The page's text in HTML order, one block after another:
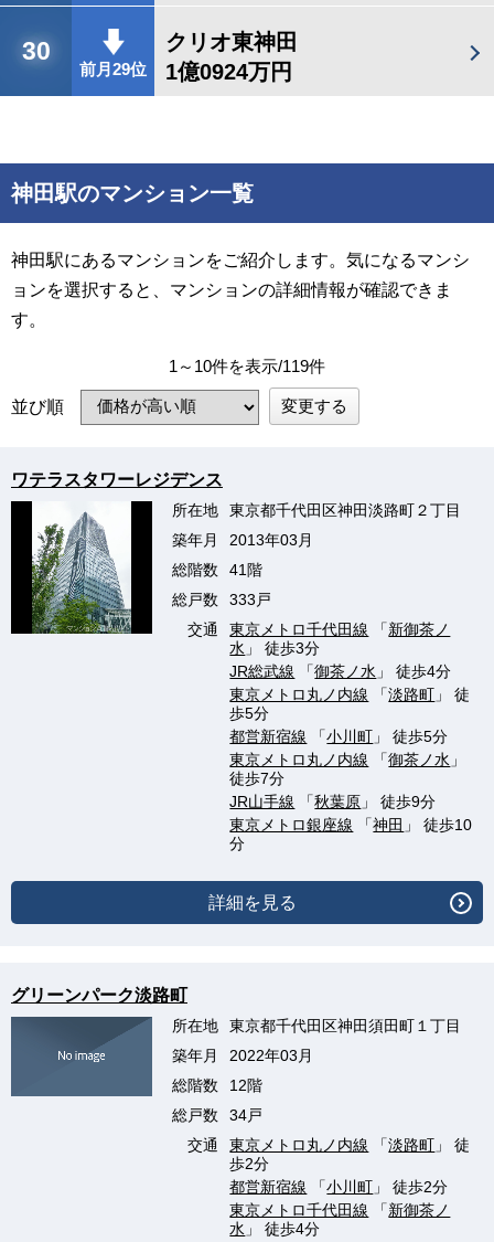
30
前月29位
クリオ東神田
1億0924万円
神田駅のマンション一覧
神田駅にあるマンションをご紹介します。気になるマンシ
ョンを選択すると、マンションの詳細情報が確認できま
す。
1～10件を表示/119件
並び順 変更する
ワテラスタワーレジデンス
所在地
東京都千代田区神田淡路町２丁目
築年月
2013年03月
総階数
41階
総戸数
333戸
交通
東京メトロ千代田線 「新御茶ノ
水 」 徒歩3分
JR総武線 「御茶ノ水 」 徒歩4分
東京メトロ丸ノ内線 「淡路町 」 徒
歩5分
都営新宿線 「小川町 」 徒歩5分
東京メトロ丸ノ内線 「御茶ノ水 」
徒歩7分
JR山手線 「秋葉原 」 徒歩9分
東京メトロ銀座線 「神田 」 徒歩10
分
詳細を見る
グリーンパーク淡路町
所在地
東京都千代田区神田須田町１丁目
築年月
2022年03月
総階数
12階
総戸数
34戸
交通
東京メトロ丸ノ内線 「淡路町 」 徒
歩2分
都営新宿線 「小川町 」 徒歩2分
東京メトロ千代田線 「新御茶ノ
水 」 徒歩4分